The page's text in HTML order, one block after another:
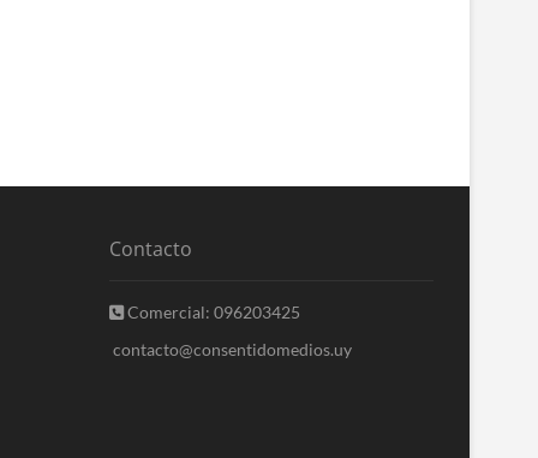
Contacto
Comercial: 096203425
contacto@consentidomedios.uy